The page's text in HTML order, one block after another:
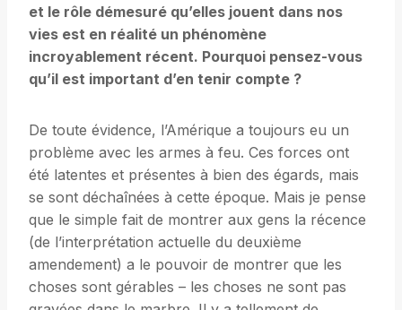
et le rôle démesuré qu’elles jouent dans nos
vies est en réalité un phénomène
incroyablement récent. Pourquoi pensez-vous
qu’il est important d’en tenir compte ?
De toute évidence, l’Amérique a toujours eu un
problème avec les armes à feu. Ces forces ont
été latentes et présentes à bien des égards, mais
se sont déchaînées à cette époque. Mais je pense
que le simple fait de montrer aux gens la récence
(de l’interprétation actuelle du deuxième
amendement) a le pouvoir de montrer que les
choses sont gérables – les choses ne sont pas